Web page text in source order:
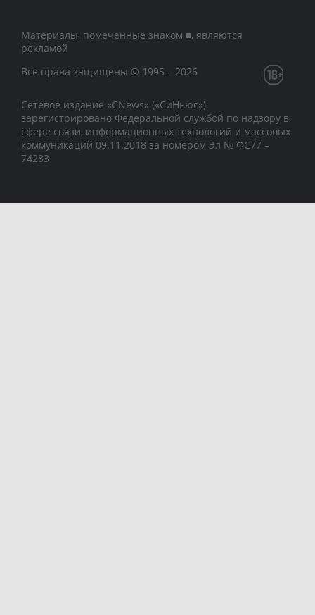
Материалы, помеченные знаком ■, являются
рекламой
Все права защищены © 1995 – 2026
Сетевое издание «CNews» («СиНьюс»)
зарегистрировано Федеральной службой по надзору в
сфере связи, информационных технологий и массовых
коммуникаций 09.11.2018 за номером Эл № ФС77 –
74283